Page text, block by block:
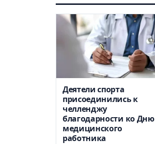
Деятели спорта
присоединились к
челленджу
благодарности ко Дню
медицинского
работника